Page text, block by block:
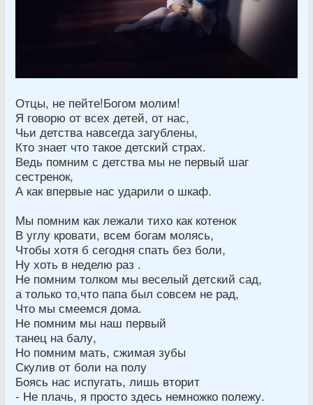
Отцы, не пейте!Богом молим!
Я говорю от всех детей, от нас,
Чьи детства навсегда загублены,
Кто знает что такое детский страх.
Ведь помним с детства мы не первый шаг
сестренок,
А как впервые нас ударили о шкаф.
Мы помним как лежали тихо как котенок
В углу кровати, всем богам молясь,
Чтобы хотя б сегодня спать без боли,
Ну хоть в неделю раз .
Не помним толком мы веселый детский сад,
а только то,что папа был совсем не рад,
Что мы смеемся дома.
Не помним мы наш первый
танец на балу,
Но помним мать, сжимая зубы
Скулив от боли на полу
Боясь нас испугать, лишь вторит
- Не плачь, я просто здесь немножко полежу.